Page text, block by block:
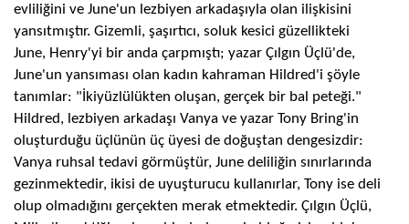
evliliğini ve June'un lezbiyen arkadaşıyla olan ilişkisini
yansıtmıştır. Gizemli, şaşırtıcı, soluk kesici güzellikteki
June, Henry'yi bir anda çarpmıştı; yazar Çılgın Üçlü'de,
June'un yansıması olan kadın kahraman Hildred'i şöyle
tanımlar: "İkiyüzlülükten oluşan, gerçek bir bal peteği."
Hildred, lezbiyen arkadaşı Vanya ve yazar Tony Bring'in
oluşturduğu üçlünün üç üyesi de doğuştan dengesizdir:
Vanya ruhsal tedavi görmüştür, June deliliğin sınırlarında
gezinmektedir, ikisi de uyuşturucu kullanırlar, Tony ise deli
olup olmadığını gerçekten merak etmektedir. Çılgın Üçlü,